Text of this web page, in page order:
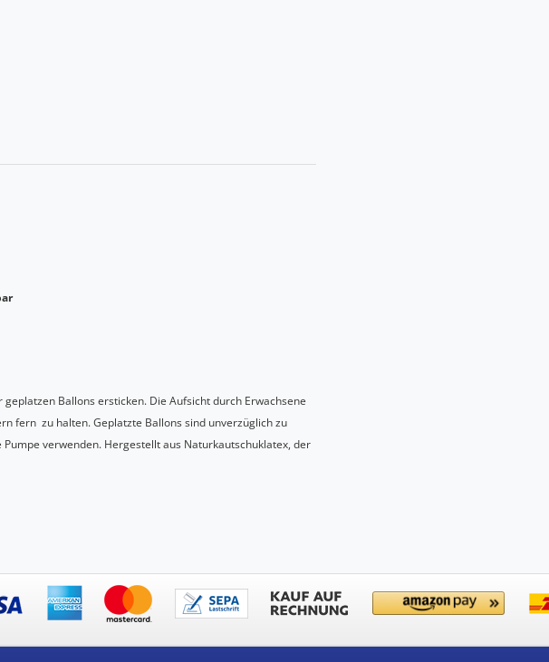
Ballons ersticken. Die Aufsicht durch Erwachsene
fern zu halten. Geplatzte Ballons sind unverzüglich zu
verwenden. Hergestellt aus Naturkautschuklatex, der